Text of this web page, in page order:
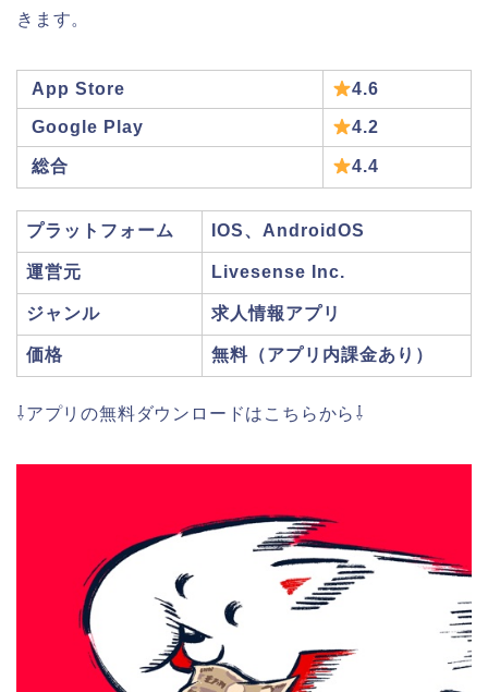
きます。
App Store 4.6
Google Play 4.2
総合 4.4
プラットフォーム IOS、AndroidOS
運営元 Livesense Inc.
ジャンル 求人情報アプリ
価格 無料（アプリ内課金あり）
⇩アプリの無料ダウンロードはこちらから⇩